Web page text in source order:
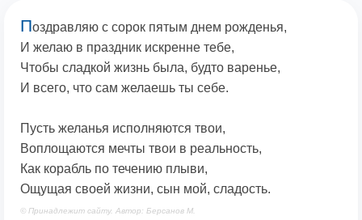
Поздравляю с сорок пятым днем рожденья,
И желаю в праздник искренне тебе,
Чтобы сладкой жизнь была, будто варенье,
И всего, что сам желаешь ты себе.
Пусть желанья исполняются твои,
Воплощаются мечты твои в реальность,
Как корабль по течению плыви,
Ощущая своей жизни, сын мой, сладость.
© Принадлежит сайту. Автор: Берсанов М.